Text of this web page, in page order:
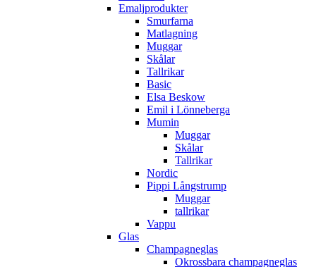
Emaljprodukter
Smurfarna
Matlagning
Muggar
Skålar
Tallrikar
Basic
Elsa Beskow
Emil i Lönneberga
Mumin
Muggar
Skålar
Tallrikar
Nordic
Pippi Långstrump
Muggar
tallrikar
Vappu
Glas
Champagneglas
Okrossbara champagneglas